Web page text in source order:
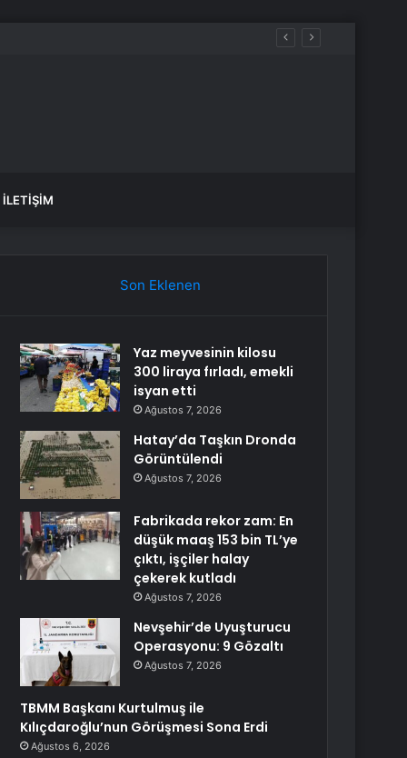
İLETIŞIM
Son Eklenen
Yaz meyvesinin kilosu
300 liraya fırladı, emekli
isyan etti
Ağustos 7, 2026
Hatay’da Taşkın Dronda
Görüntülendi
Ağustos 7, 2026
Fabrikada rekor zam: En
düşük maaş 153 bin TL’ye
çıktı, işçiler halay
çekerek kutladı
Ağustos 7, 2026
Nevşehir’de Uyuşturucu
Operasyonu: 9 Gözaltı
Ağustos 7, 2026
TBMM Başkanı Kurtulmuş ile
Kılıçdaroğlu’nun Görüşmesi Sona Erdi
Ağustos 6, 2026